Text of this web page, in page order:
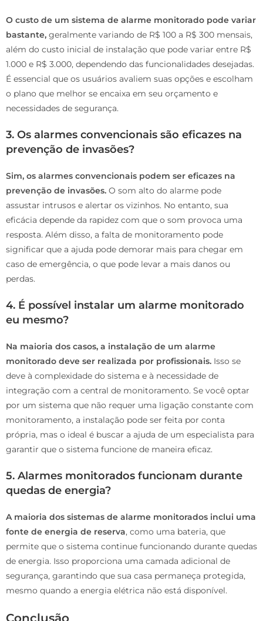
O custo de um sistema de alarme monitorado pode variar
bastante, geralmente variando de R$ 100 a R$ 300 mensais,
além do custo inicial de instalação que pode variar entre R$
1.000 e R$ 3.000, dependendo das funcionalidades desejadas.
É essencial que os usuários avaliem suas opções e escolham
o plano que melhor se encaixa em seu orçamento e
necessidades de segurança.
3. Os alarmes convencionais são eficazes na
prevenção de invasões?
Sim, os alarmes convencionais podem ser eficazes na
prevenção de invasões. O som alto do alarme pode
assustar intrusos e alertar os vizinhos. No entanto, sua
eficácia depende da rapidez com que o som provoca uma
resposta. Além disso, a falta de monitoramento pode
significar que a ajuda pode demorar mais para chegar em
caso de emergência, o que pode levar a mais danos ou
perdas.
4. É possível instalar um alarme monitorado
eu mesmo?
Na maioria dos casos, a instalação de um alarme
monitorado deve ser realizada por profissionais. Isso se
deve à complexidade do sistema e à necessidade de
integração com a central de monitoramento. Se você optar
por um sistema que não requer uma ligação constante com
monitoramento, a instalação pode ser feita por conta
própria, mas o ideal é buscar a ajuda de um especialista para
garantir que o sistema funcione de maneira eficaz.
5. Alarmes monitorados funcionam durante
quedas de energia?
A maioria dos sistemas de alarme monitorados inclui uma
fonte de energia de reserva, como uma bateria, que
permite que o sistema continue funcionando durante quedas
de energia. Isso proporciona uma camada adicional de
segurança, garantindo que sua casa permaneça protegida,
mesmo quando a energia elétrica não está disponível.
Conclusão